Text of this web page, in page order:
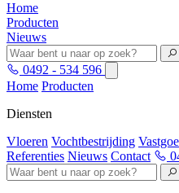
Home
Producten
Nieuws
0492 - 534 596
Home Producten
Diensten
Vloeren Vochtbestrijding
Referenties Nieuws Contact